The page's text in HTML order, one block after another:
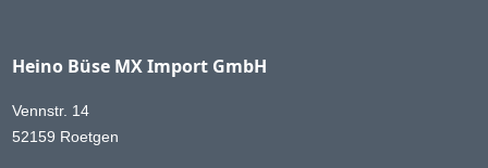
Heino Büse MX Import GmbH
Vennstr. 14
52159 Roetgen